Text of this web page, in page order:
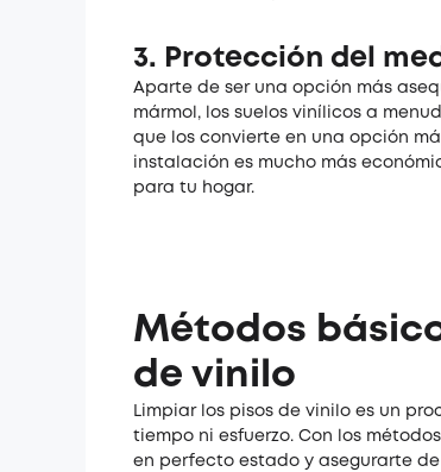
3. Protección del
Aparte de ser una opción más
mármol, los suelos vinílicos a
que los convierte en una opción
instalación es mucho más
para tu hogar.
Métodos
de vinilo
Limpiar los pisos de vinilo es un
tiempo ni esfuerzo. Con los
en perfecto estado y asegurarte